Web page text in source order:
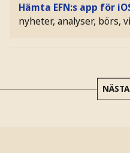
Hämta EFN:s app för
nyheter, analyser, börs,